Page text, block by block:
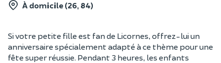
À domicile (26, 84)
Si votre petite fille est fan de Licornes, offrez-lui un
anniversaire spécialement adapté à ce thème pour une
fête super réussie. Pendant 3 heures, les enfants